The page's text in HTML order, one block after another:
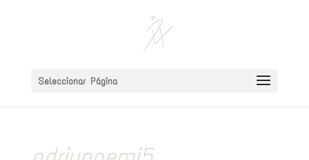
Seleccionar Página